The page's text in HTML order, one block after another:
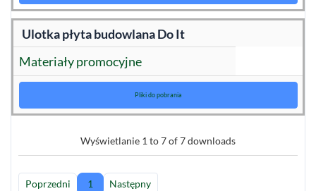
Ulotka płyta budowlana Do It
Materiały promocyjne
Pliki do pobrania
Wyświetlanie 1 to 7 of 7 downloads
Poprzedni 1 Następny